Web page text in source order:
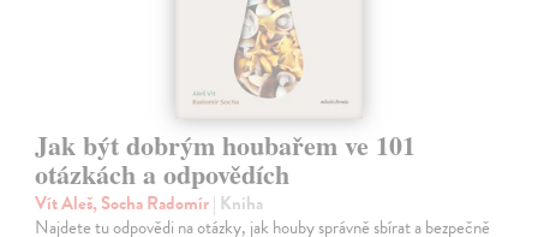
Jak být dobrým houbařem ve 101
otázkách a odpovědích
Vít Aleš, Socha Radomír| Kniha
Najdete tu odpovědi na otázky, jak houby správně sbírat a bezpečně